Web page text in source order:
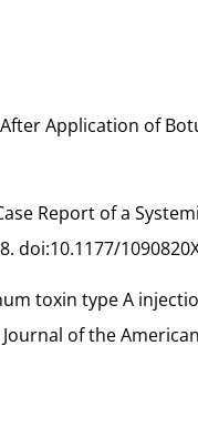
Application of
Report of a
doi:10.1177/
toxin type A
of the